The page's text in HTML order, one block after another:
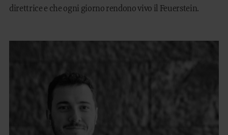
direttrice e che ogni giorno rendono vivo il Feuerstein.